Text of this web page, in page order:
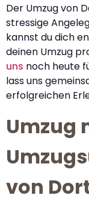
Der Umzug von
stressige
kannst du dich
deinen Umzug
uns noch heute
lass uns
erfolgreichen
Umzug
von